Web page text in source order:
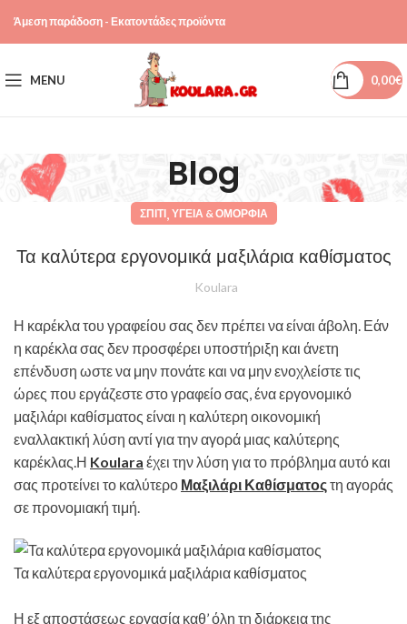
Άμεση παράδοση - Εκατοντάδες προϊόντα
MENU 0,00€
Blog
ΣΠΊΤΙ, ΥΓΕΊΑ & ΟΜΟΡΦΙΆ
Τα καλύτερα εργονομικά μαξιλάρια καθίσματος
Koulara
Η καρέκλα του γραφείου σας δεν πρέπει να είναι άβολη. Εάν
η καρέκλα σας δεν προσφέρει υποστήριξη και άνετη
επένδυση ωστε να μην πονάτε και να μην ενοχλείστε τις
ώρες που εργάζεστε στο γραφείο σας, ένα εργονομικό
μαξιλάρι καθίσματος είναι η καλύτερη οικονομική
εναλλακτική λύση αντί για την αγορά μιας καλύτερης
καρέκλας.Η Koulara έχει την λύση για το πρόβλημα αυτό και
σας προτείνει το καλύτερο Μαξιλάρι Καθίσματοςτη αγοράς
σε προνομιακή τιμή.
Τα καλύτερα εργονομικά μαξιλάρια καθίσματος
Η εξ αποστάσεως εργασία καθ’ όλη τη διάρκεια της